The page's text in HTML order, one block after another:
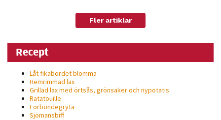
Fler artiklar
Recept
Låt fikabordet blomma
Hemrimmad lax
Grillad lax med örtsås, grönsaker och nypotatis
Ratatouille
Forbondegryta
Sjömansbiff